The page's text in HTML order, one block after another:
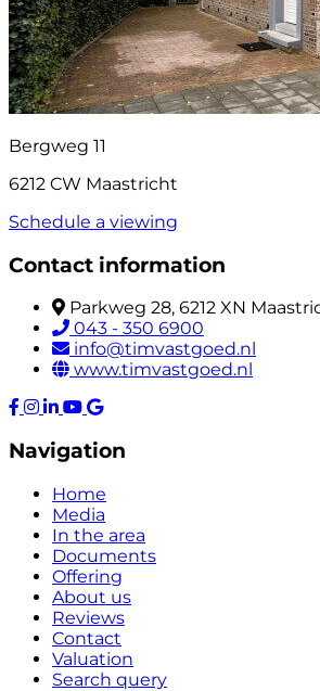
Bergweg 11
6212 CW Maastricht
Schedule a viewing
Contact information
Parkweg 28, 6212 XN
043 - 350 6900
info@timvastgoed.nl
www.timvastgoed.nl
Navigation
Home
Media
In the area
Documents
Offering
About us
Reviews
Contact
Valuation
Search query